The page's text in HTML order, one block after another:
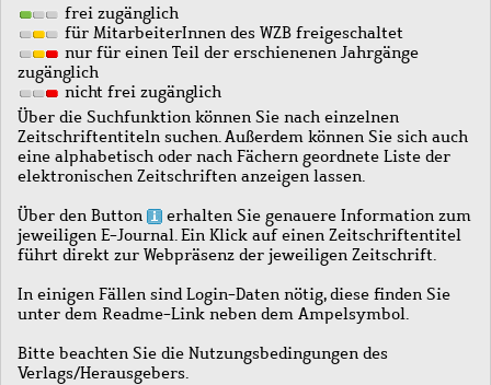
frei zugänglich
für MitarbeiterInnen des WZB freigeschaltet
nur für einen Teil der erschienenen Jahrgänge
zugänglich
nicht frei zugänglich
Über die Suchfunktion können Sie nach einzelnen
Zeitschriftentiteln suchen. Außerdem können Sie sich auch
eine alphabetisch oder nach Fächern geordnete Liste der
elektronischen Zeitschriften anzeigen lassen.
Über den Button
erhalten Sie genauere Information zum
jeweiligen E-Journal. Ein Klick auf einen Zeitschriftentitel
führt direkt zur Webpräsenz der jeweiligen Zeitschrift.
In einigen Fällen sind Login-Daten nötig, diese finden Sie
unter dem Readme-Link neben dem Ampelsymbol.
Bitte beachten Sie die Nutzungsbedingungen des
Verlags/Herausgebers.